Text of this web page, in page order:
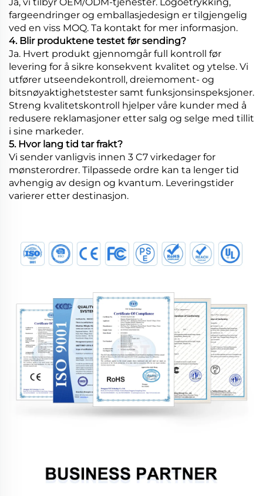
Ja, vi tilbyr OEM/ODM-tjenester. Logoetrykking,
fargeendringer og emballasjedesign er tilgjengelig
ved en viss MOQ. Ta kontakt for mer informasjon.
4. Blir produktene testet før sending?
Ja. Hvert produkt gjennomgår full kontroll før
levering for å sikre konsekvent kvalitet og ytelse. Vi
utfører utseendekontroll, dreiemoment- og
bitsnøyaktighetstester samt funksjonsinspeksjoner.
Streng kvalitetskontroll hjelper våre kunder med å
redusere reklamasjoner etter salg og selge med tillit
i sine markeder.
5. Hvor lang tid tar frakt?
Vi sender vanligvis innen 3 C7 virkedager for
mønsterordrer. Tilpassede ordre kan ta lenger tid
avhengig av design og kvantum. Leveringstider
varierer etter destinasjon.